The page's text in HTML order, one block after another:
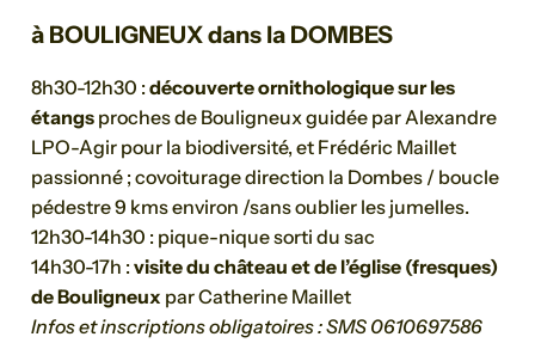
à BOULIGNEUX dans la DOMBES
8h30-12h30 :découverte ornithologique sur les
étangsproches de Bouligneux guidée par Alexandre
LPO-Agir pour la biodiversité, et Frédéric Maillet
passionné ; covoiturage direction la Dombes / boucle
pédestre 9 kms environ /sans oublier les jumelles.
12h30-14h30 : pique-nique sorti du sac
14h30-17h :visite du château et de l’église (fresques)
de Bouligneux par Catherine Maillet
Infos et inscriptions obligatoires : SMS 0610697586